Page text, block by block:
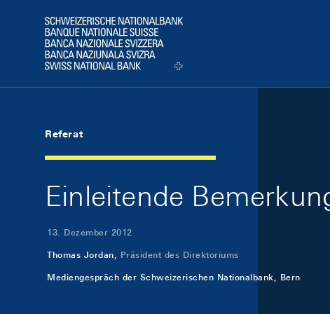
Logo
Referat
Einleitende
13. Dezember 2012
Thomas Jordan, Präsident des Direktoriums
Mediengespräch der Schweizerischen Nationalbank, Bern